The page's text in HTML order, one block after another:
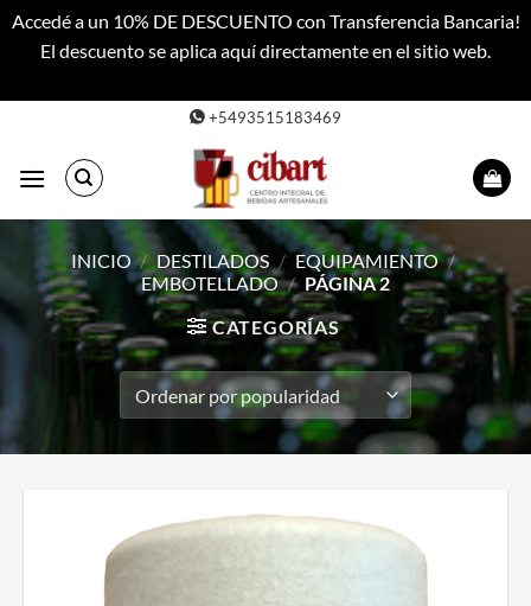
Accedé a un 10% DE DESCUENTO con Transferencia Bancaria!
El descuento se aplica aquí directamente en el sitio web.
contenido
+5493515183469
INICIO / DESTILADOS / EQUIPAMIENTO /
EMBOTELLADO / PÁGINA 2
CATEGORÍAS